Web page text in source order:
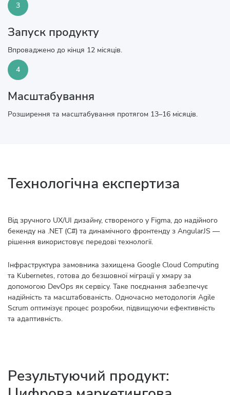
3
Запуск продукту
Впроваджено до кінця 12 місяців.
4
Масштабування
Розширення та масштабування протягом 13–16 місяців.
Технологічна експертиза
Від зручного UX/UI дизайну, створеного у Figma, до надійного
бекенду на .NET (C#) та динамічного фронтенду з AngularJS —
рішення використовує передові технології.
Інфраструктура замовника захищена Google Cloud Computing
та Kubernetes, готова до безшовної міграції у хмару за
допомогою DevOps як сервісу. Таке поєднання забезпечує
надійність та масштабованість. Одночасно методологія Agile
Scrum оптимізує процес розробки, підвищуючи ефективність
та адаптивність.
Результуючий продукт: